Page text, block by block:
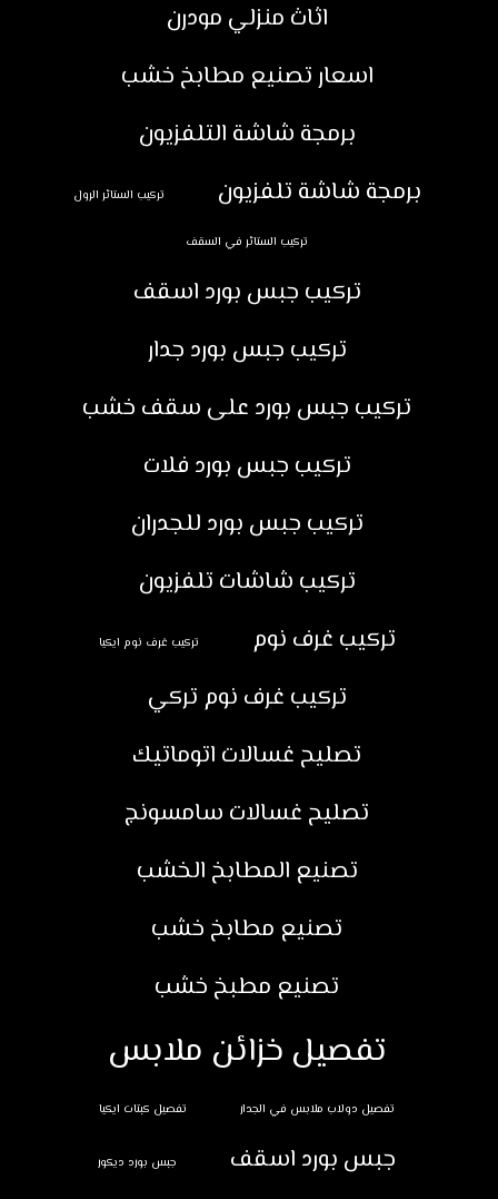
اثاث منزلي مودرن
اسعار تصنيع مطابخ خشب
برمجة شاشة التلفزيون
برمجة شاشة تلفزيون
تركيب الستائر الرول
تركيب الستائر في السقف
تركيب جبس بورد اسقف
تركيب جبس بورد جدار
تركيب جبس بورد على سقف خشب
تركيب جبس بورد فلات
تركيب جبس بورد للجدران
تركيب شاشات تلفزيون
تركيب غرف نوم
تركيب غرف نوم ايكيا
تركيب غرف نوم تركي
تصليح غسالات اتوماتيك
تصليح غسالات سامسونج
تصنيع المطابخ الخشب
تصنيع مطابخ خشب
تصنيع مطبخ خشب
تفصيل خزائن ملابس
تفصيل دولاب ملابس في الجدار تفصيل كبتات ايكيا
جبس بورد اسقف جبس بورد ديكور